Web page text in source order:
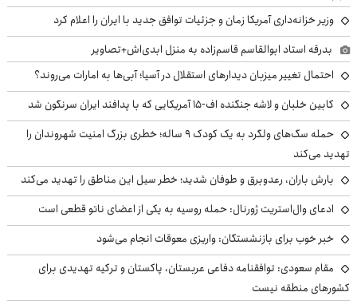
وزیر خزانه‌داری آمریکا زمان و جزئیات توافق جدید با ایران را اعلام کرد
بدرقه استاد ابوالقاسم قاسم‌زاده به منزل ابدی‌اش+تصاویر
احتمال تغییر میزبان دیدارهای استقلال در آسیا؛ آبی‌ها به امارات می‌روند؟
کابین خلبان و لاشه جنگنده اف-۱۵ آمریکایی که با پدافند ایران سرنگون شد
حمله سگ‌های ولگرد به یک کودک ۹ ساله؛ خطری بزرگ امنیت شهروندان را
تهدید می‌کند
بارش باران، رعدوبرق و طوفان شدید؛ خطر سیل این مناطق را تهدید می‌کند
ادعای وال‌استریت ژورنال: حمله روسیه به یکی از اعضای ناتو قطعی است
خبر خوب برای بازنشستگان: واریزی معوقات انجام می‌شود
مقام سعودی: توافقنامه دفاعی عربستان، پاکستان و ترکیه تهدیدی برای
کشورهای منطقه نیست